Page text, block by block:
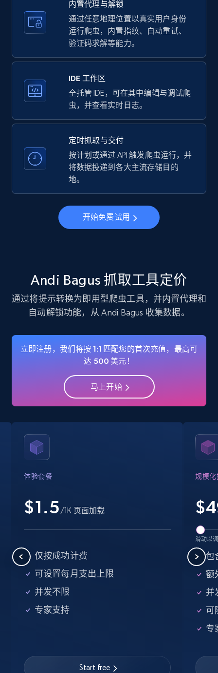
price, Currency, Availability, Reviews count, and
more.
5.7K+
LinkedIn company information
ID, Name, Country code, Locations, Followers,
Employees in linkedin, About, Specialties, and
33.5K+ 3.5K+ 注册使用
Instagram - Profiles
Account, Fbid, ID, Followers, Posts count, Is
business account, Is professional account, Is
Instagram - Profiles - Collect profile
business account, Is professional account, Is
verified, and more.
3.5K+ 注册使用
Crunchbase companies information
Name, URL, ID, Cb rank, Region, About,
Searching data by keyword
Name, URL, ID, Cb rank, Region, About,
Industries, Operating status, and more.
URL, Job posting id, Job title, Company name,
内置代理与解锁
通过任意地理位置以真实用户身份
运行爬虫，内置指纹、自动重试、
验证码求解等能力。
IDE 工作区
全托管 IDE，可在其中编辑与调试爬
虫，并查看实时日志。
定时抓取与交付
按计划或通过 API 触发爬虫运行，并
将数据投递到各大主流存储目的
地。
开始免费试用
Andi Bagus 抓取工具定价
通过将提示转换为即用型爬虫工具，并内置代理和
自动解锁功能，从 Andi Bagus 收集数据。
立即注册，我们将按 1:1 匹配您的首次充值，最高可
达 500 美元！
马上开始
体验套餐
$1.5 /1K 页面加载
仅按成功计费
可设置每月支出上限
并发不限
专家支持
Start free
规模化
$
滑动以
包
额
并
可
专